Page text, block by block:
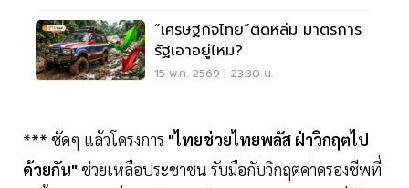
“เศรษฐกิจไทย”ติดหล่ม มาตรการ
รัฐเอาอยู่ไหม?
15 พ.ค. 2569 | 23:30 น.
*** ชัดๆ แล้วโครงการ "ไทยช่วยไทยพลัส ฝ่าวิกฤตไป
ด้วยกัน" ช่วยเหลือประชาชน รับมือกับวิกฤตค่าครองชีพที่